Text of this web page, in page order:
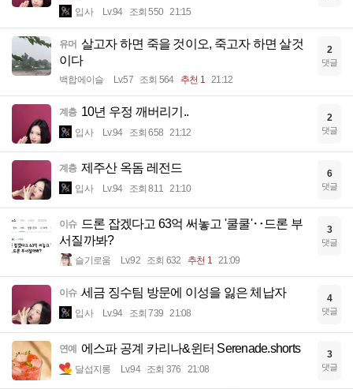
입사 Lv.94 조회 550 21:15
유머 살고자 하면 죽을 것이오, 죽고자 하면 살것
이다
백합에이슬 Lv.57 조회 564 추천 1 21:12
2
댓글
계층 10년 우정 깨버리기..
입사 Lv.94 조회 658 21:12
2
댓글
계층 제주산 옥돔 레전드
입사 Lv.94 조회 811 21:10
6
댓글
이슈 드론 잡겠다고 63억 써놓고 '쿨쿨'‥드론 부
서질까봐?
슬기로움 Lv.92 조회 632 추천 1 21:09
3
댓글
이슈 세금 징수팀 방문에 이성을 잃은 체납자
입사 Lv.94 조회 739 21:08
4
댓글
연예 에스파 공계 카리나&윈터 Serenade.shorts
달섭지롱 Lv.94 조회 376 21:08
3
댓글